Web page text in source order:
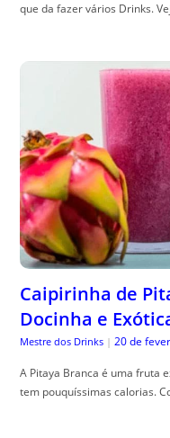
que da fazer vários Drinks.
Caipirinha de
Docinha e
Mestre dos Drinks | 20 de
A Pitaya Branca é uma fruta
tem pouquíssimas calorias.